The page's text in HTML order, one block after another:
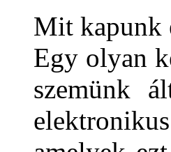
Mit kapunk
Egy olyan
szemünk